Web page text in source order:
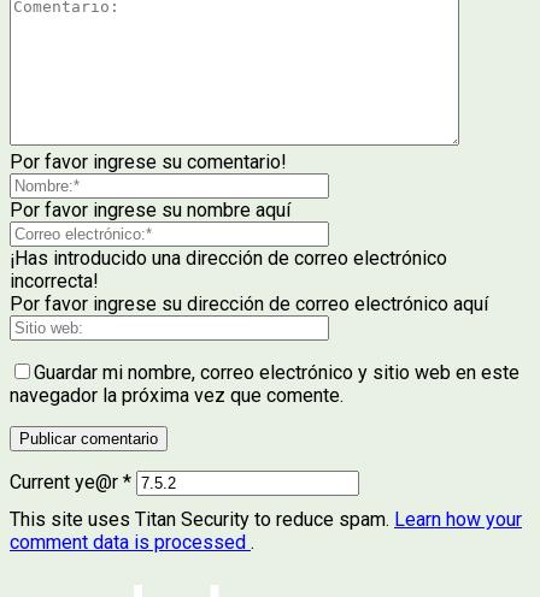
Por favor ingrese su comentario!
Por favor ingrese su nombre aquí
¡Has introducido una dirección de correo electrónico
incorrecta!
Por favor ingrese su dirección de correo electrónico aquí
Guardar mi nombre, correo electrónico y sitio web en este
navegador la próxima vez que comente.
Current ye@r *
This site uses Titan Security to reduce spam. Learn how your
comment data is processed .